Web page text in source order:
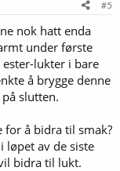
#5
nok hatt enda
under første
lukter i bare
å brygge denne
slutten.
å bidra til smak?
løpet av de siste
bidra til lukt.